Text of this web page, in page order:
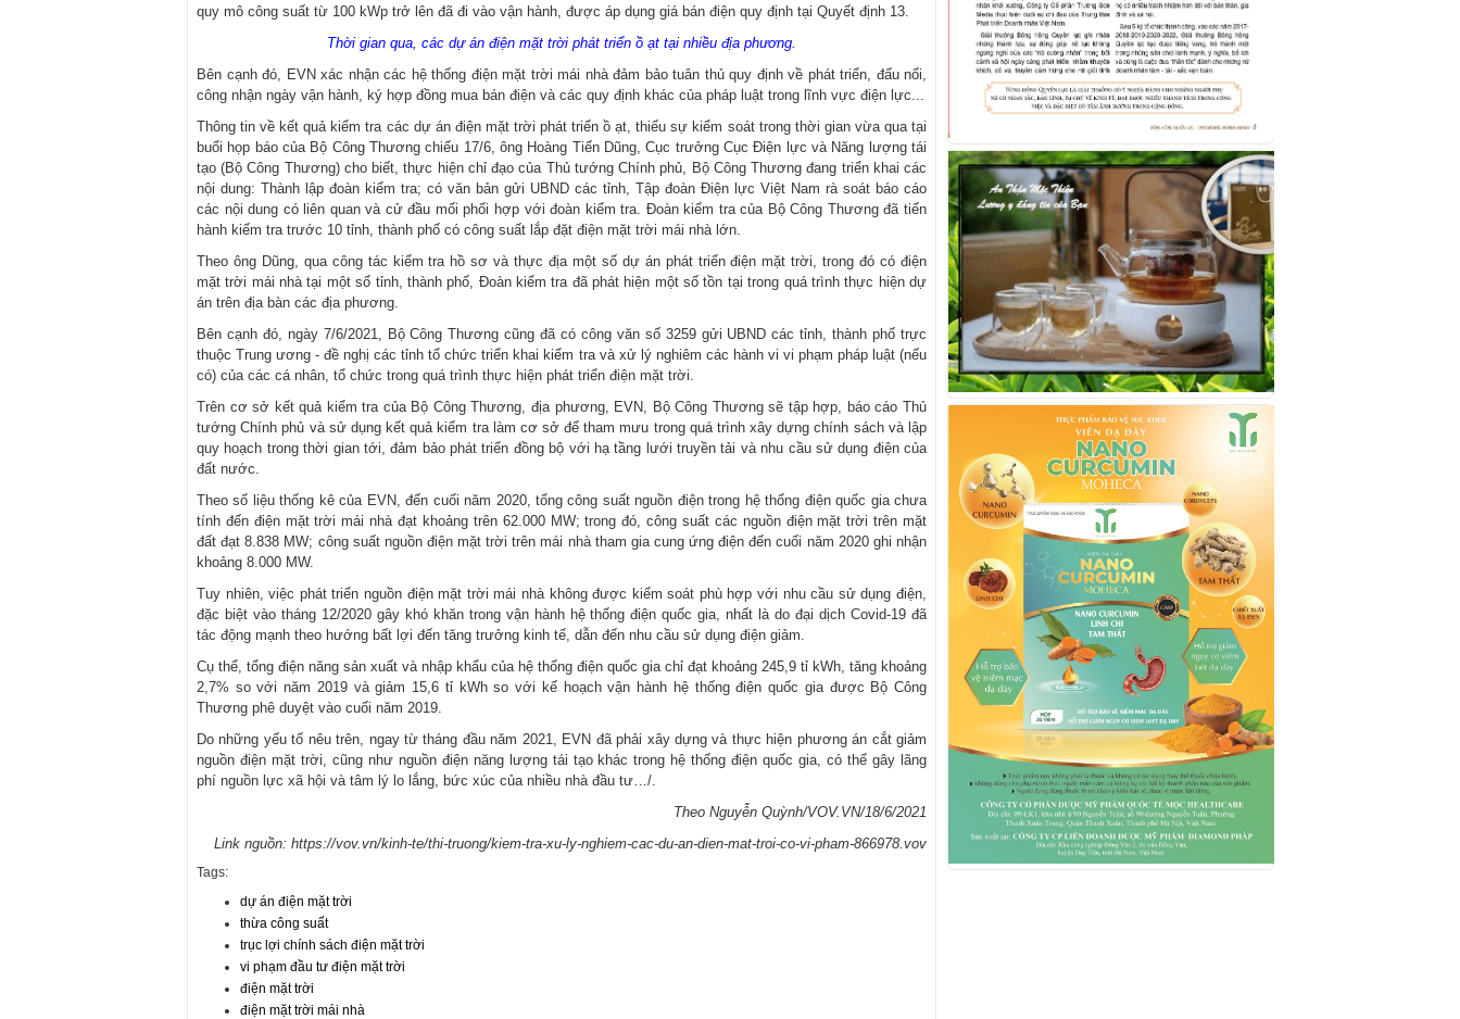
quy mô công suất từ 100 kWp trở lên đã đi vào vận hành, được áp dụng giá bán điện quy định tại Quyết định 13.
Thời gian qua, các dự án điện mặt trời phát triển ồ ạt tại nhiều địa phương.
Bên cạnh đó, EVN xác nhận các hệ thống điện mặt trời mái nhà đảm bảo tuân thủ quy định về phát triển, đấu nối,
công nhận ngày vận hành, ký hợp đồng mua bán điện và các quy định khác của pháp luật trong lĩnh vực điện lực...
Thông tin về kết quả kiểm tra các dự án điện mặt trời phát triển ồ ạt, thiếu sự kiểm soát trong thời gian vừa qua tại
buổi họp báo của Bộ Công Thương chiếu 17/6, ông Hoàng Tiến Dũng, Cục trưởng Cục Điện lực và Năng lượng tái
tạo (Bộ Công Thương) cho biết, thực hiện chỉ đạo của Thủ tướng Chính phủ, Bộ Công Thương đang triển khai các
nội dung: Thành lập đoàn kiểm tra; có văn bản gửi UBND các tỉnh, Tập đoàn Điện lực Việt Nam rà soát báo cáo
các nội dung có liên quan và cử đầu mối phối hợp với đoàn kiểm tra. Đoàn kiểm tra của Bộ Công Thương đã tiến
hành kiểm tra trước 10 tỉnh, thành phố có công suất lắp đặt điện mặt trời mái nhà lớn.
Theo ông Dũng, qua công tác kiểm tra hồ sơ và thực địa một số dự án phát triển điện mặt trời, trong đó có điện
mặt trời mái nhà tại một số tỉnh, thành phố, Đoàn kiểm tra đã phát hiện một số tồn tại trong quá trình thực hiện dự
án trên địa bàn các địa phương.
Bên cạnh đó, ngày 7/6/2021, Bộ Công Thương cũng đã có công văn số 3259 gửi UBND các tỉnh, thành phố trực
thuộc Trung ương - đề nghị các tỉnh tổ chức triển khai kiểm tra và xử lý nghiêm các hành vi vi phạm pháp luật (nếu
có) của các cá nhân, tổ chức trong quá trình thực hiện phát triển điện mặt trời.
Trên cơ sở kết quả kiểm tra của Bộ Công Thương, địa phương, EVN, Bộ Công Thương sẽ tập hợp, báo cáo Thủ
tướng Chính phủ và sử dụng kết quả kiểm tra làm cơ sở để tham mưu trong quá trình xây dựng chính sách và lập
quy hoạch trong thời gian tới, đảm bảo phát triển đồng bộ với hạ tầng lưới truyền tải và nhu cầu sử dụng điện của
đất nước.
Theo số liệu thống kê của EVN, đến cuối năm 2020, tổng công suất nguồn điện trong hệ thống điện quốc gia chưa
tính đến điện mặt trời mái nhà đạt khoảng trên 62.000 MW; trong đó, công suất các nguồn điện mặt trời trên mặt
đất đạt 8.838 MW; công suất nguồn điện mặt trời trên mái nhà tham gia cung ứng điện đến cuối năm 2020 ghi nhận
khoảng 8.000 MW.
Tuy nhiên, việc phát triển nguồn điện mặt trời mái nhà không được kiểm soát phù hợp với nhu cầu sử dụng điện,
đặc biệt vào tháng 12/2020 gây khó khăn trong vận hành hệ thống điện quốc gia, nhất là do đại dịch Covid-19 đã
tác động mạnh theo hướng bất lợi đến tăng trưởng kinh tế, dẫn đến nhu cầu sử dụng điện giảm.
Cụ thể, tổng điện năng sản xuất và nhập khẩu của hệ thống điện quốc gia chỉ đạt khoảng 245,9 tỉ kWh, tăng khoảng
2,7% so với năm 2019 và giảm 15,6 tỉ kWh so với kế hoạch vận hành hệ thống điện quốc gia được Bộ Công
Thương phê duyệt vào cuối năm 2019.
Do những yếu tố nêu trên, ngay từ tháng đầu năm 2021, EVN đã phải xây dựng và thực hiện phương án cắt giảm
nguồn điện mặt trời, cũng như nguồn điện năng lượng tái tạo khác trong hệ thống điện quốc gia, có thể gây lãng
phí nguồn lực xã hội và tâm lý lo lắng, bức xúc của nhiều nhà đầu tư…/.
Theo Nguyễn Quỳnh/VOV.VN/18/6/2021
Link nguồn: https://vov.vn/kinh-te/thi-truong/kiem-tra-xu-ly-nghiem-cac-du-an-dien-mat-troi-co-vi-pham-866978.vov
Tags:
dự án điện mặt trời
thừa công suất
trục lợi chính sách điện mặt trời
vi phạm đầu tư điện mặt trời
điện mặt trời
điện mặt trời mái nhà